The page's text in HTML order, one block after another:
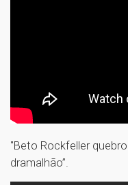
"Beto Rockfeller
dramalhão”.